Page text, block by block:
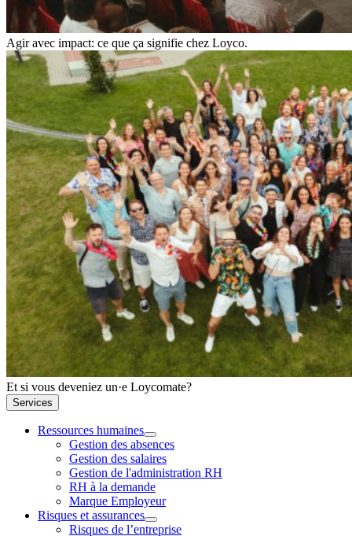
Agir avec impact: ce que ça signifie chez Loyco.
Et si vous deveniez un·e Loycomate?
Services
Ressources humaines
Gestion des absences
Gestion des salaires
Gestion de l'administration RH
RH à la demande
Marque Employeur
Risques et assurances
Risques de l’entreprise